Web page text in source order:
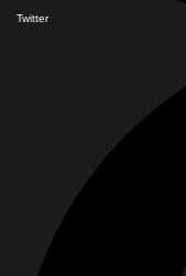
Twitter